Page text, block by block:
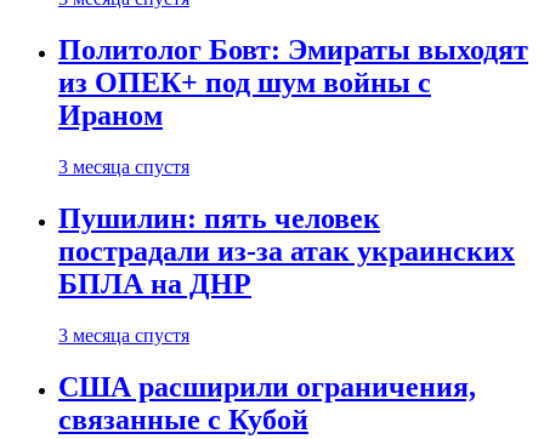
Политолог Бовт: Эмираты выходят
из ОПЕК+ под шум войны с
Ираном
3 месяца спустя
Пушилин: пять человек
пострадали из-за атак украинских
БПЛА на ДНР
3 месяца спустя
США расширили ограничения,
связанные с Кубой